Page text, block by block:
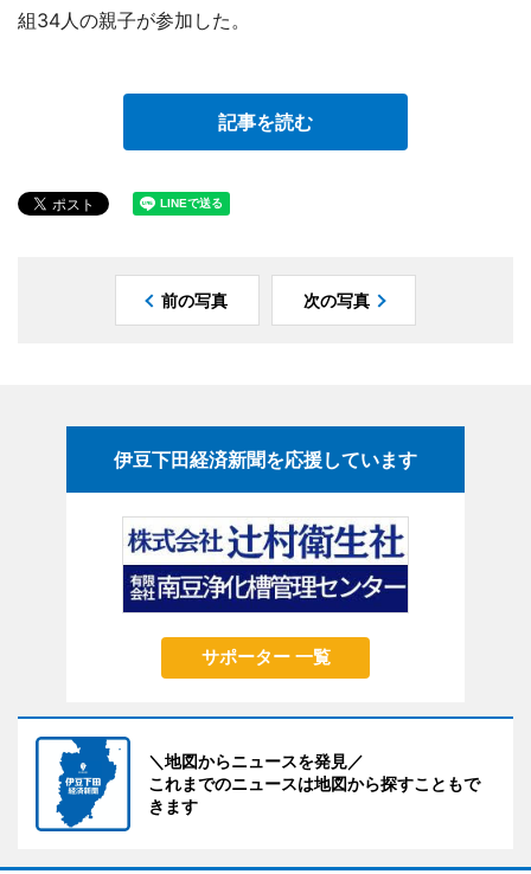
組34人の親子が参加した。
記事を読む
前の写真 次の写真
伊豆下田経済新聞を応援しています
サポーター 一覧
＼地図からニュースを発見／
これまでのニュースは地図から探すこともで
きます